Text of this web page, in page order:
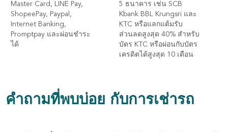
Master Card, LINE Pay,
ShopeePay, Paypal,
Internet Banking,
Promptpay และผ่อนชำระ
ได้
5 ธนาคาร เช่น SCB
Kbank BBL Krungsri และ
KTC หรือแลกแต้มรับ
ส่วนลดสูงสุด 40% สำหรับ
บัตร KTC หรือผ่อนกับบัตร
เครดิตได้สูงสุด 10 เดือน
คำถามที่พบบ่อย กับการเช่ารถ